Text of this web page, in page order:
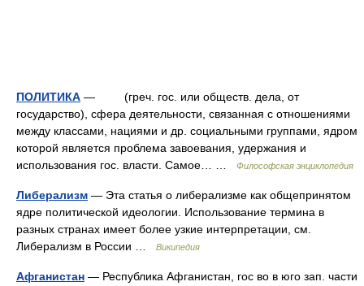
ПОЛИТИКА — (греч. гос. или обществ. дела, от
государство), сфера деятельности, связанная с отношениями
между классами, нациями и др. социальными группами, ядром
которой является проблема завоевания, удержания и
использования гос. власти. Самое… …
Философская энциклопедия
Либерализм — Эта статья о либерализме как общепринятом
ядре политической идеологии. Использование термина в
разных странах имеет более узкие интерпретации, см.
Либерализм в России …
Википедия
Афганистан — Республика Афганистан, гос во в юго зап. части